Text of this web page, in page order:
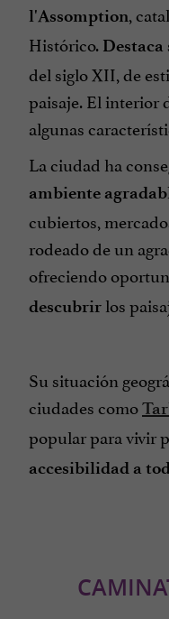
l'Assomption,
Histórico. Destaca
del siglo XII, de
paisaje. El interior
algunas
La ciudad ha
ambiente
cubiertos,
rodeado de un
ofreciendo
descubrir los
Su situación
ciudades como
popular para vivir
accesibilidad a